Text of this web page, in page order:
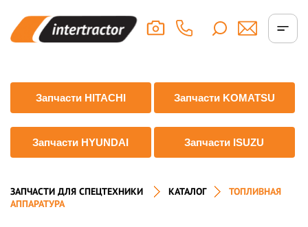
Запчасти HITACHI Запчасти KOMATSU
Запчасти HYUNDAI Запчасти ISUZU
ЗАПЧАСТИ ДЛЯ СПЕЦТЕХНИКИ КАТАЛОГ
ТОПЛИВНАЯ
АППАРАТУРА